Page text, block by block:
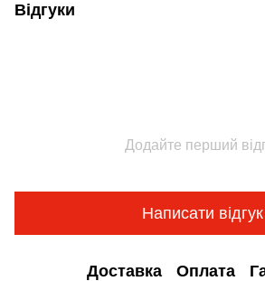
Відгуки
Додайте перший
Написати відгук
Доставка Оплата